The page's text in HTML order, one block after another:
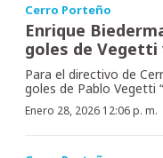
Cerro Porteño
Enrique
goles de Vegetti
Para el directivo de
goles de Pablo Vegetti
Enero 28, 2026 12:06 p. m.